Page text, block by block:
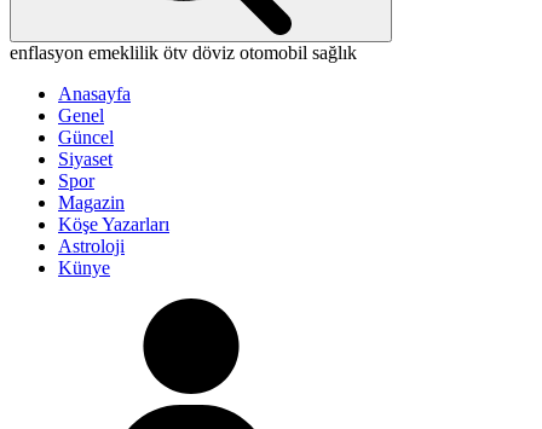
enflasyon emeklilik ötv döviz otomobil sağlık
Anasayfa
Genel
Güncel
Siyaset
Spor
Magazin
Köşe Yazarları
Astroloji
Künye